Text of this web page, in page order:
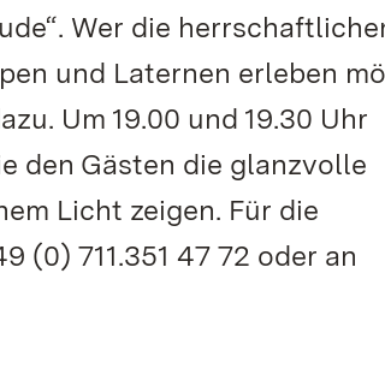
Wer die
und Laternen erleben
Um 19.00 und 19.30 Uhr
den Gästen die glanzvolle
Licht zeigen. Für die
(0) 711.351 47 72 oder an